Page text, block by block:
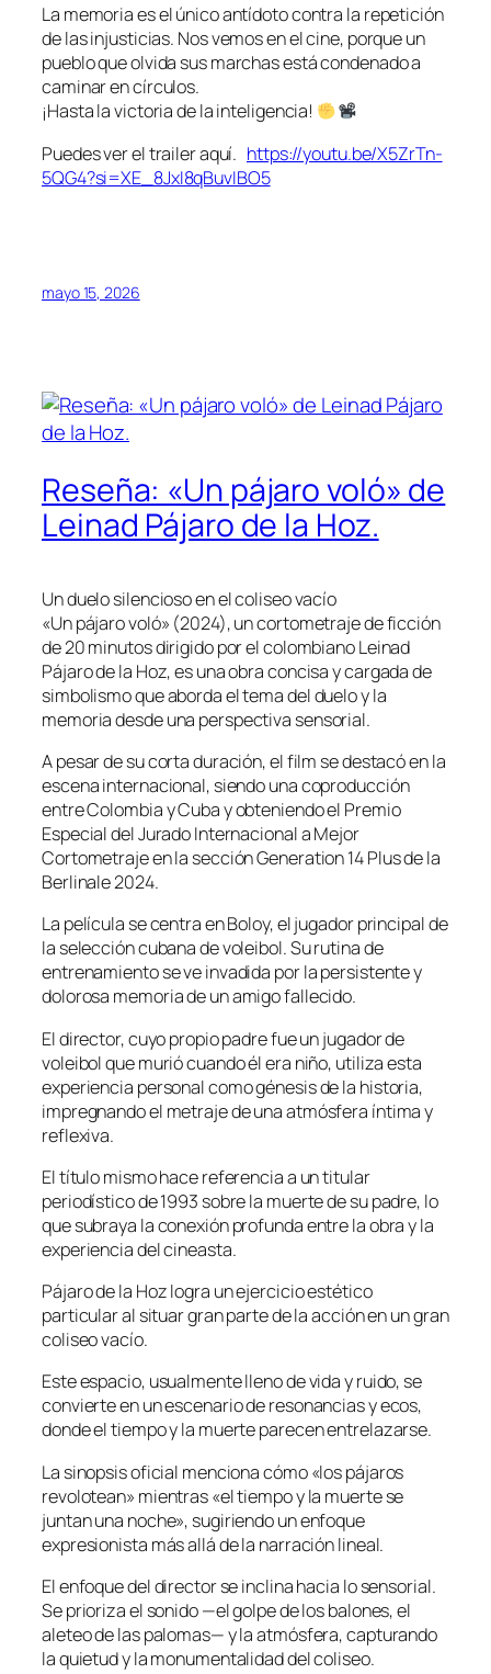
La memoria es el único antídoto contra la repetición
de las injusticias. Nos vemos en el cine, porque un
pueblo que olvida sus marchas está condenado a
caminar en círculos.
¡Hasta la victoria de la inteligencia!
Puedes ver el trailer aquí. https://youtu.be/X5ZrTn-
5QG4?si=XE_8JxI8qBuvIBO5
mayo 15, 2026
Reseña: «Un pájaro voló» de
Leinad Pájaro de la Hoz.
Un duelo silencioso en el coliseo vacío
«Un pájaro voló» (2024), un cortometraje de ficción
de 20 minutos dirigido por el colombiano Leinad
Pájaro de la Hoz, es una obra concisa y cargada de
simbolismo que aborda el tema del duelo y la
memoria desde una perspectiva sensorial.
A pesar de su corta duración, el film se destacó en la
escena internacional, siendo una coproducción
entre Colombia y Cuba y obteniendo el Premio
Especial del Jurado Internacional a Mejor
Cortometraje en la sección Generation 14 Plus de la
Berlinale 2024.
La película se centra en Boloy, el jugador principal de
la selección cubana de voleibol. Su rutina de
entrenamiento se ve invadida por la persistente y
dolorosa memoria de un amigo fallecido.
El director, cuyo propio padre fue un jugador de
voleibol que murió cuando él era niño, utiliza esta
experiencia personal como génesis de la historia,
impregnando el metraje de una atmósfera íntima y
reflexiva.
El título mismo hace referencia a un titular
periodístico de 1993 sobre la muerte de su padre, lo
que subraya la conexión profunda entre la obra y la
experiencia del cineasta.
Pájaro de la Hoz logra un ejercicio estético
particular al situar gran parte de la acción en un gran
coliseo vacío.
Este espacio, usualmente lleno de vida y ruido, se
convierte en un escenario de resonancias y ecos,
donde el tiempo y la muerte parecen entrelazarse.
La sinopsis oficial menciona cómo «los pájaros
revolotean» mientras «el tiempo y la muerte se
juntan una noche», sugiriendo un enfoque
expresionista más allá de la narración lineal.
El enfoque del director se inclina hacia lo sensorial.
Se prioriza el sonido —el golpe de los balones, el
aleteo de las palomas— y la atmósfera, capturando
la quietud y la monumentalidad del coliseo.